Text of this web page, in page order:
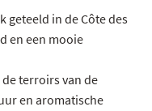
geteeld in de Côte des
en een mooie
terroirs van de
en aromatische